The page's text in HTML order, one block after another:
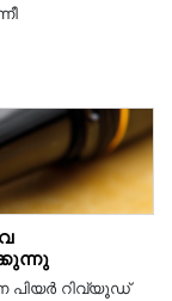
പിയര്‍ റിവ്യൂഡ്